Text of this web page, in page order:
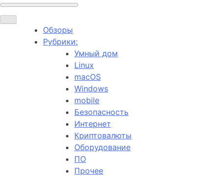
Обзоры
Рубрики:
Умный дом
Linux
macOS
Windows
mobile
Безопасность
Интернет
Криптовалюты
Оборудование
ПО
Прочее